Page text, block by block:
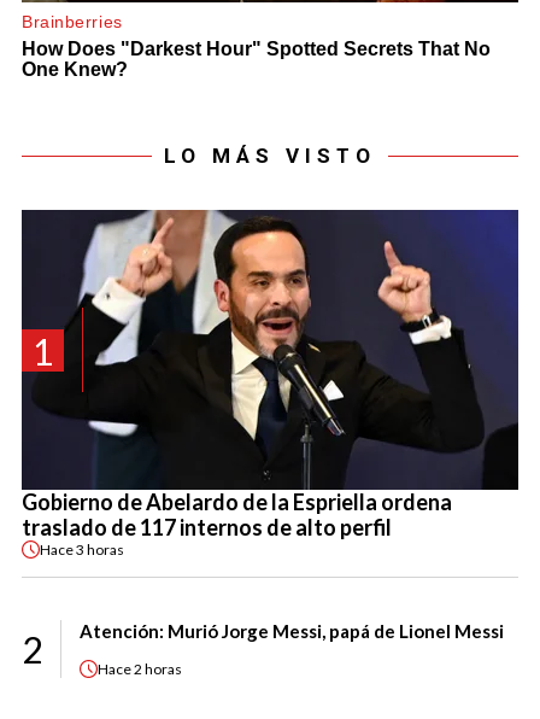
LO MÁS VISTO
1
Gobierno de Abelardo de la Espriella ordena
traslado de 117 internos de alto perfil
Hace3 horas
2 Atención: Murió Jorge Messi, papá de Lionel Messi
Hace2 horas